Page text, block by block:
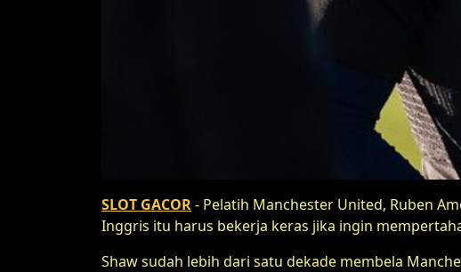
SLOT GACOR- Pelatih Manchester United, Ruben
Inggris itu harus bekerja keras jika ingin
Shaw sudah lebih dari satu dekade membela